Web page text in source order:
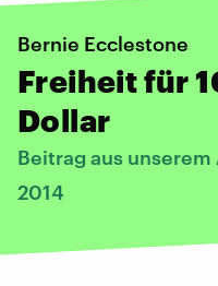
Bernie Ecclestone
Freiheit für
Dollar
Beitrag aus
2014